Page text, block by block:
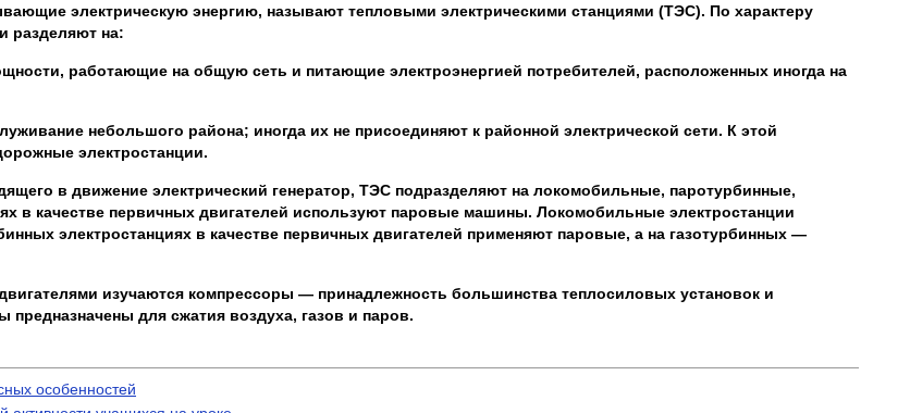
электрическую энергию, называют тепловыми электрическими станциями (ТЭС). По характеру
разделяют на:
работающие на общую сеть и питающие электроэнергией потребителей, расположенных иногда на
небольшого района; иногда их не присоединяют к районной электрической сети. К этой
электростанции.
в движение электрический генератор, ТЭС подразделяют на локомобильные, паротурбинные,
в качестве первичных двигателей используют паровые машины. Локомобильные электростанции
электростанциях в качестве первичных двигателей применяют паровые, а на газотурбинных —
изучаются компрессоры — принадлежность большинства теплосиловых установок и
для сжатия воздуха, газов и паров.
особенностей